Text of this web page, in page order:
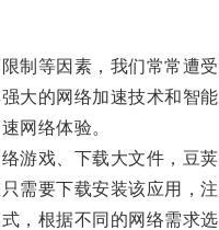
等因素，我们常常遭受
的网络加速技术和智能
网络体验。
戏、下载大文件，豆荚
要下载安装该应用，注
根据不同的网络需求选